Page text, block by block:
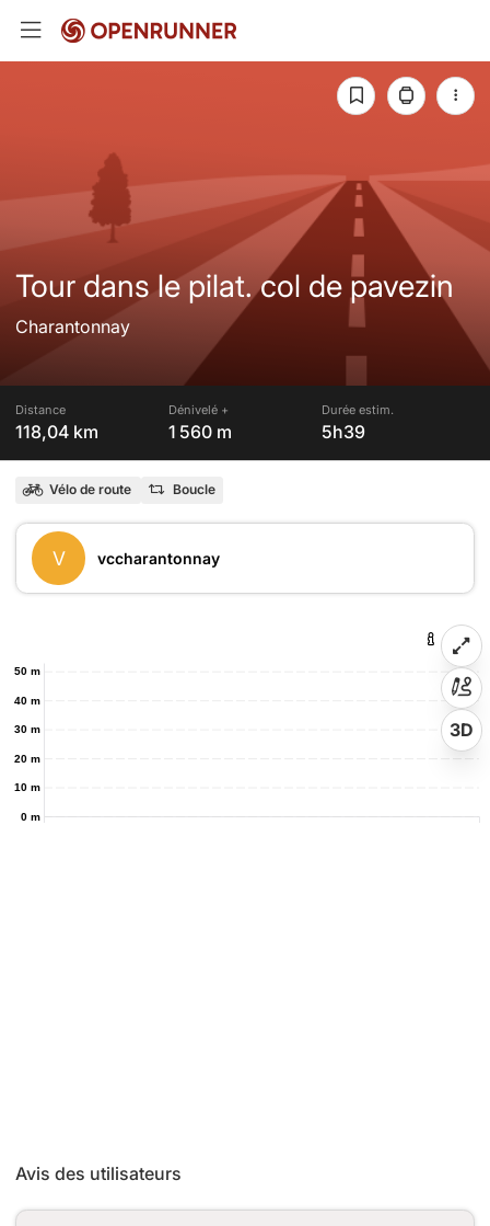
Tour dans le pilat. col de pavezin
Charantonnay
Distance
118,04 km
Dénivelé +
1 560 m
Durée estim.
5h39
Vélo de route Boucle
V vccharantonnay
0 m
10 m
20 m
30 m
40 m
50 m
3D
Avis des utilisateurs